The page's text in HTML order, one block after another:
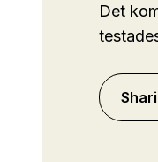
Det